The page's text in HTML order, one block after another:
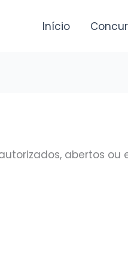
Início
abertos ou